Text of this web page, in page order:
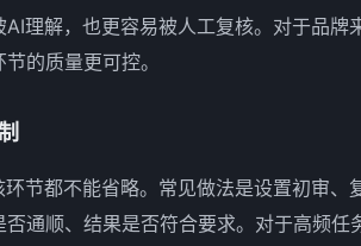
理解，也更容易被人工复核。对于品牌
的质量更可控。
节都不能省略。常见做法是设置初审、
通顺、结果是否符合要求。对于高频任